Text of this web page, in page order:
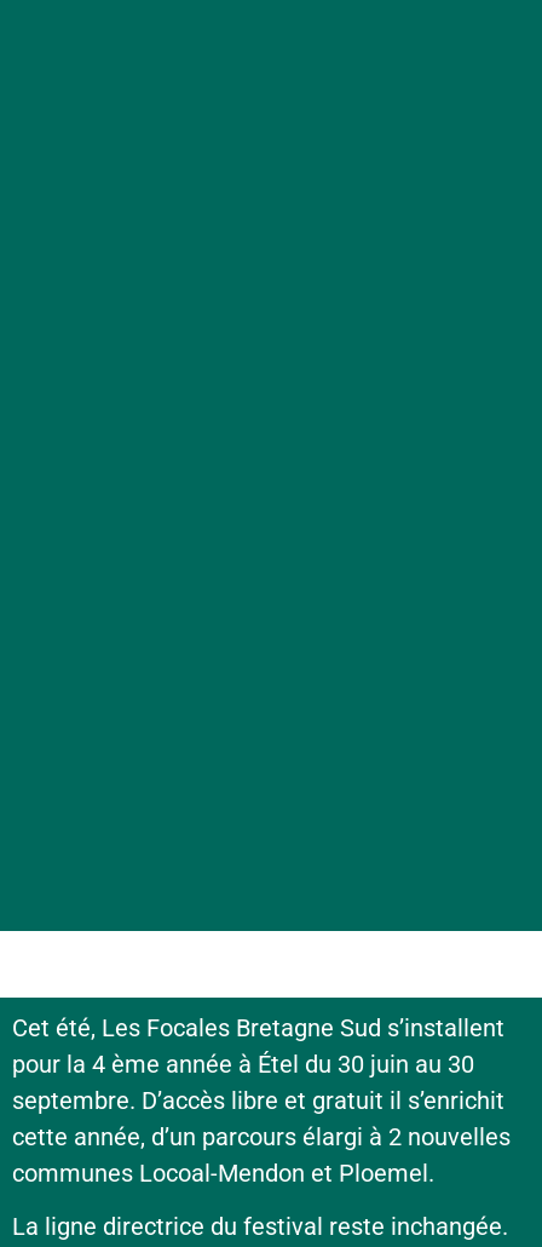
Cet été, Les Focales Bretagne Sud s’installent
pour la 4 ème année à Étel du 30 juin au 30
septembre. D’accès libre et gratuit il s’enrichit
cette année, d’un parcours élargi à 2 nouvelles
communes Locoal-Mendon et Ploemel.
La ligne directrice du festival reste inchangée.